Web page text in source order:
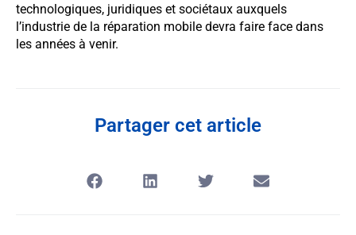
technologiques, juridiques et sociétaux auxquels
l’industrie de la réparation mobile devra faire face dans
les années à venir.
Partager cet article